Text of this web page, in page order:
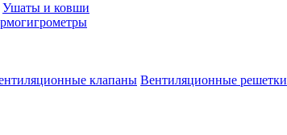
Ушаты и ковши
клапаны Вентиляционные решетки